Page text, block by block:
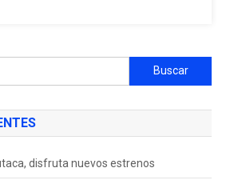
disfruta nuevos estrenos